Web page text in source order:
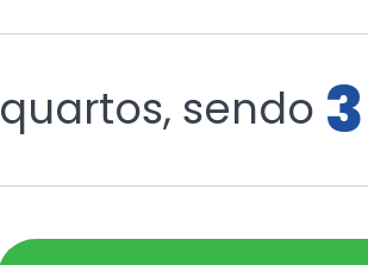
quartos, sendo 3